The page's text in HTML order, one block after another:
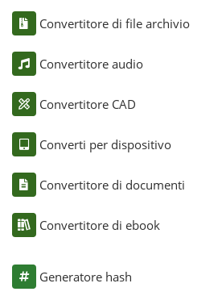
Convertitore di file archivio
Convertitore audio
Convertitore CAD
Converti per dispositivo
Convertitore di documenti
Convertitore di ebook
Generatore hash